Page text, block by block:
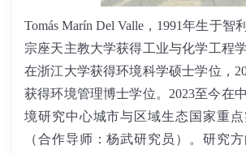
Tomás Marín Del Valle ， 1991年生于智利
宗座天主教大学获得工业与化学工程
在浙江大学获得环境科学硕士学位，
获得环境管理博士学位。 2023至今在
境研究中心城市与区域生态国家重
（合作导师：杨武研究员）。研究